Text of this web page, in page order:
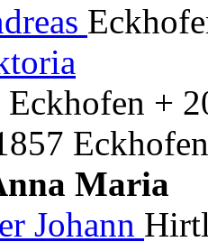
+
Maria
Johann